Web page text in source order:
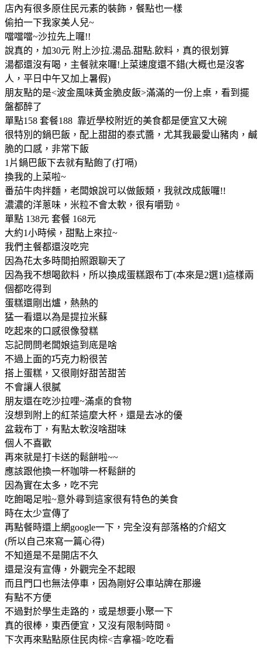
店內有很多原住民元素的裝飾，餐點也一樣
偷拍一下我家美人兒~
噹噹噹~沙拉先上囉!!
說真的，加30元 附上沙拉.湯品.甜點.飲料，真的很划算
湯都還沒有喝，主餐就來囉!上菜速度還不錯(大概也是沒客
人，平日中午又加上暑假)
朋友點的是<波金風味黃金脆皮飯>滿滿的一份上桌，看到擺
盤都醉了
單點158 套餐188 靠近學校附近的美食都是便宜又大碗
很特別的鍋巴飯，配上甜甜的泰式醬，尤其我最愛山豬肉，鹹
脆的口感，非常下飯
1片鍋巴飯下去就有點飽了(打嗝)
換我的上菜啦~
番茄牛肉拌麵，老闆娘說可以做飯類，我就改成飯囉!!
濃濃的洋蔥味，米粒不會太軟，很有嚼勁。
單點 138元 套餐 168元
大約1小時候，甜點上來拉~
我們主餐都還沒吃完
因為花太多時間拍照跟聊天了
因為我不想喝飲料，所以換成蛋糕跟布丁(本來是2選1)這樣兩
個都吃得到
蛋糕還剛出爐，熱熱的
猛一看還以為是提拉米蘇
吃起來的口感很像發糕
忘記問問老闆娘這到底是啥
不過上面的巧克力粉很苦
搭上蛋糕，又很剛好甜苦甜苦
不會讓人很膩
朋友還在吃沙拉哩~滿桌的食物
沒想到附上的紅茶這麼大杯，還是去冰的優
盆栽布丁，有點太軟沒啥甜味
個人不喜歡
再來就是打卡送的鬆餅啦~~
應該跟他換一杯咖啡一杯鬆餅的
因為實在太多，吃不完
吃飽喝足啦~意外尋到這家很有特色的美食
時在太少宣傳了
再點餐時還上網google一下，完全沒有部落格的介紹文
(所以自己來寫一篇心得)
不知道是不是開店不久
還是沒有宣傳，外觀完全不起眼
而且門口也無法停車，因為剛好公車站牌在那邊
有點不方便
不過對於學生走路的，或是想要小聚一下
真的很棒，東西便宜，又沒有限制時間。
下次再來點點原住民肉棕<吉拿福>吃吃看